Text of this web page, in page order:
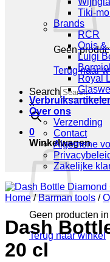
Geen
Terug naar
Search
×
0
Winkelwagen
Geen producten
Terug naar winkel
Tiki-
Brands
RCR
Onis &
Luigi
Royal
Over ons
Verzending
Contact
Algemene
Zakelijke
Home / Barman tools /
Dash
20 cl